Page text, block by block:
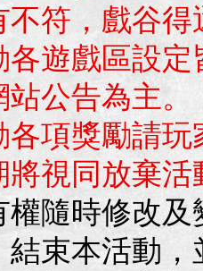
不符，戲谷
各遊戲區設
公告為主。
各項獎勵請
將視同放棄
權隨時修改
結束本活動